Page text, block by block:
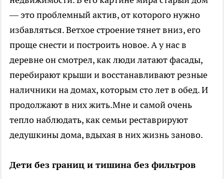
— это проблемный актив, от которого нужно
избавляться. Ветхое строение тянет вниз, его
проще снести и построить новое. А у нас в
деревне он смотрел, как люди латают фасады,
перебирают крыши и восстанавливают резные
наличники на домах, которым сто лет в обед. И
продолжают в них жить.Мне и самой очень
тепло наблюдать, как семьи реставрируют
дедушкины дома, вдыхая в них жизнь заново.
Дети без границ и тишина без фильтров